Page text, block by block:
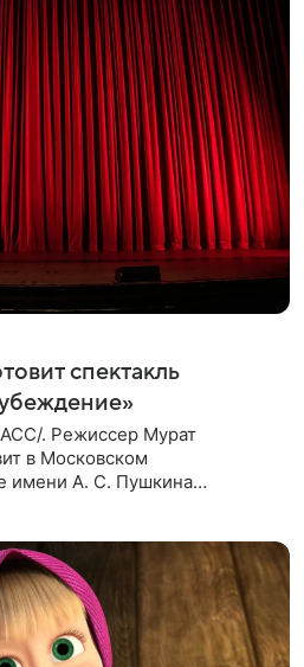
спектакль
. Режиссер Мурат
в Московском
имени А. С. Пушкина